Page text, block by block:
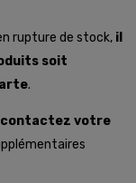
rupture de stock, il
soit
.
contactez votre